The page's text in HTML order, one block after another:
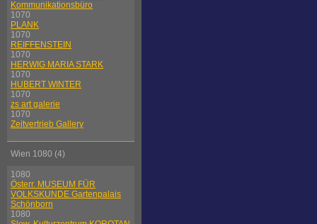
Kommunikationsbüro
1070
PLANK
1070
REIFFENSTEIN
1070
HERWIG MARIA STARK
1070
HUBERT WINTER
1070
zs art galerie
1070
Zeitvertrieb Gallery
Wien 1080 (4)
1080
Österr. MUSEUM FÜR
VOLKSKUNDE Gartenpalais
Schönborn
1080